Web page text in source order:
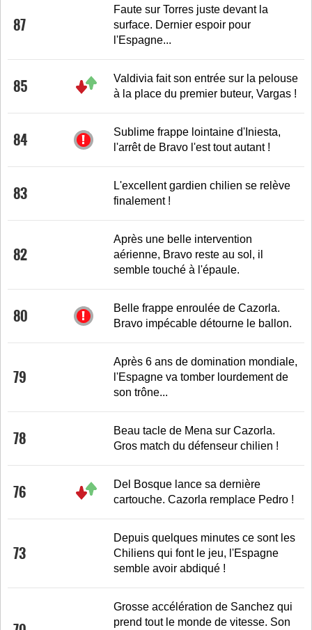
87
Faute sur Torres juste devant la
surface. Dernier espoir pour
l'Espagne...
85
Valdivia fait son entrée sur la pelouse
à la place du premier buteur, Vargas !
84
Sublime frappe lointaine d'Iniesta,
l'arrêt de Bravo l'est tout autant !
83
L'excellent gardien chilien se relève
finalement !
82
Après une belle intervention
aérienne, Bravo reste au sol, il
semble touché à l'épaule.
80
Belle frappe enroulée de Cazorla.
Bravo impécable détourne le ballon.
79
Après 6 ans de domination mondiale,
l'Espagne va tomber lourdement de
son trône...
78
Beau tacle de Mena sur Cazorla.
Gros match du défenseur chilien !
76
Del Bosque lance sa dernière
cartouche. Cazorla remplace Pedro !
73
Depuis quelques minutes ce sont les
Chiliens qui font le jeu, l'Espagne
semble avoir abdiqué !
Grosse accélération de Sanchez qui
prend tout le monde de vitesse. Son